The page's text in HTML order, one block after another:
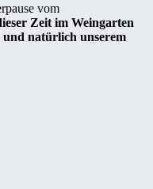
vom
Zeit im Weingarten
natürlich unserem